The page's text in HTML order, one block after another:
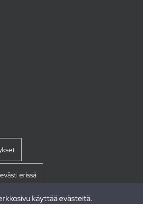
erissä
käyttää evästeitä.